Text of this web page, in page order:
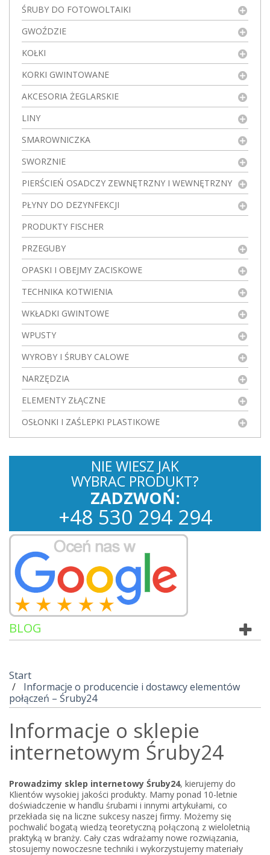
ŚRUBY DO FOTOWOLTAIKI
GWOŹDZIE
KOŁKI
KORKI GWINTOWANE
AKCESORIA ŻEGLARSKIE
LINY
SMAROWNICZKA
SWORZNIE
PIERŚCIEŃ OSADCZY ZEWNĘTRZNY I WEWNĘTRZNY
PŁYNY DO DEZYNFEKCJI
PRODUKTY FISCHER
PRZEGUBY
OPASKI I OBEJMY ZACISKOWE
TECHNIKA KOTWIENIA
WKŁADKI GWINTOWE
WPUSTY
WYROBY I ŚRUBY CALOWE
NARZĘDZIA
ELEMENTY ZŁĄCZNE
OSŁONKI I ZAŚLEPKI PLASTIKOWE
NIE WIESZ JAK
WYBRAC PRODUKT?
ZADZWOŃ:
+48 530 294 294
BLOG
Start
Informacje o producencie i dostawcy elementów
połączeń – Śruby24
Informacje o sklepie
internetowym Śruby24
Prowadzimy sklep internetowy Śruby24, kierujemy do
Klientów wysokiej jakości produkty. Mamy ponad 10-letnie
doświadczenie w handlu śrubami i innymi artykułami, co
przekłada się na liczne sukcesy naszej firmy. Możemy się
pochwalić bogatą wiedzą teoretyczną połączoną z wieloletnią
praktyką w branży. Cały czas wdrażamy nowe rozwiązania,
stosujemy nowoczesne techniki i wykorzystujemy materiały